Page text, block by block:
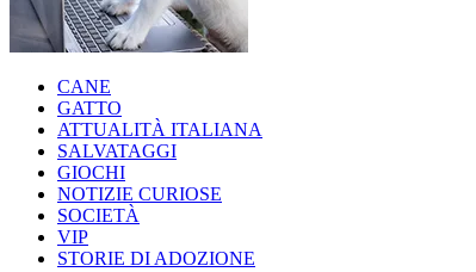
CANE
GATTO
ATTUALITÀ ITALIANA
SALVATAGGI
GIOCHI
NOTIZIE CURIOSE
SOCIETÀ
VIP
STORIE DI ADOZIONE